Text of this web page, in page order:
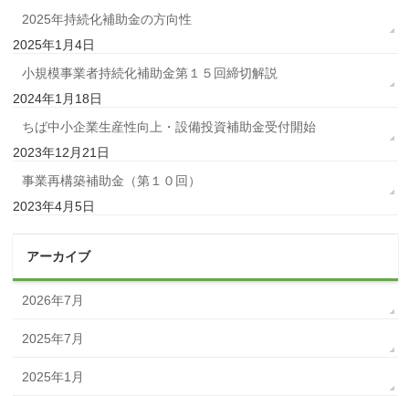
2025年持続化補助金の方向性
2025年1月4日
小規模事業者持続化補助金第１５回締切解説
2024年1月18日
ちば中小企業生産性向上・設備投資補助金受付開始
2023年12月21日
事業再構築補助金（第１０回）
2023年4月5日
アーカイブ
2026年7月
2025年7月
2025年1月